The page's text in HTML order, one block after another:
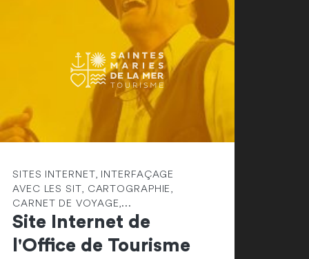
SITES INTERNET, INTERFAÇAGE
AVEC LES SIT, CARTOGRAPHIE,
CARNET DE VOYAGE,...
Site Internet de
l'Office de Tourisme